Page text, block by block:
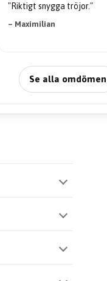
"Riktigt snygga tröjor."
– Maximilian
Se alla omdömen